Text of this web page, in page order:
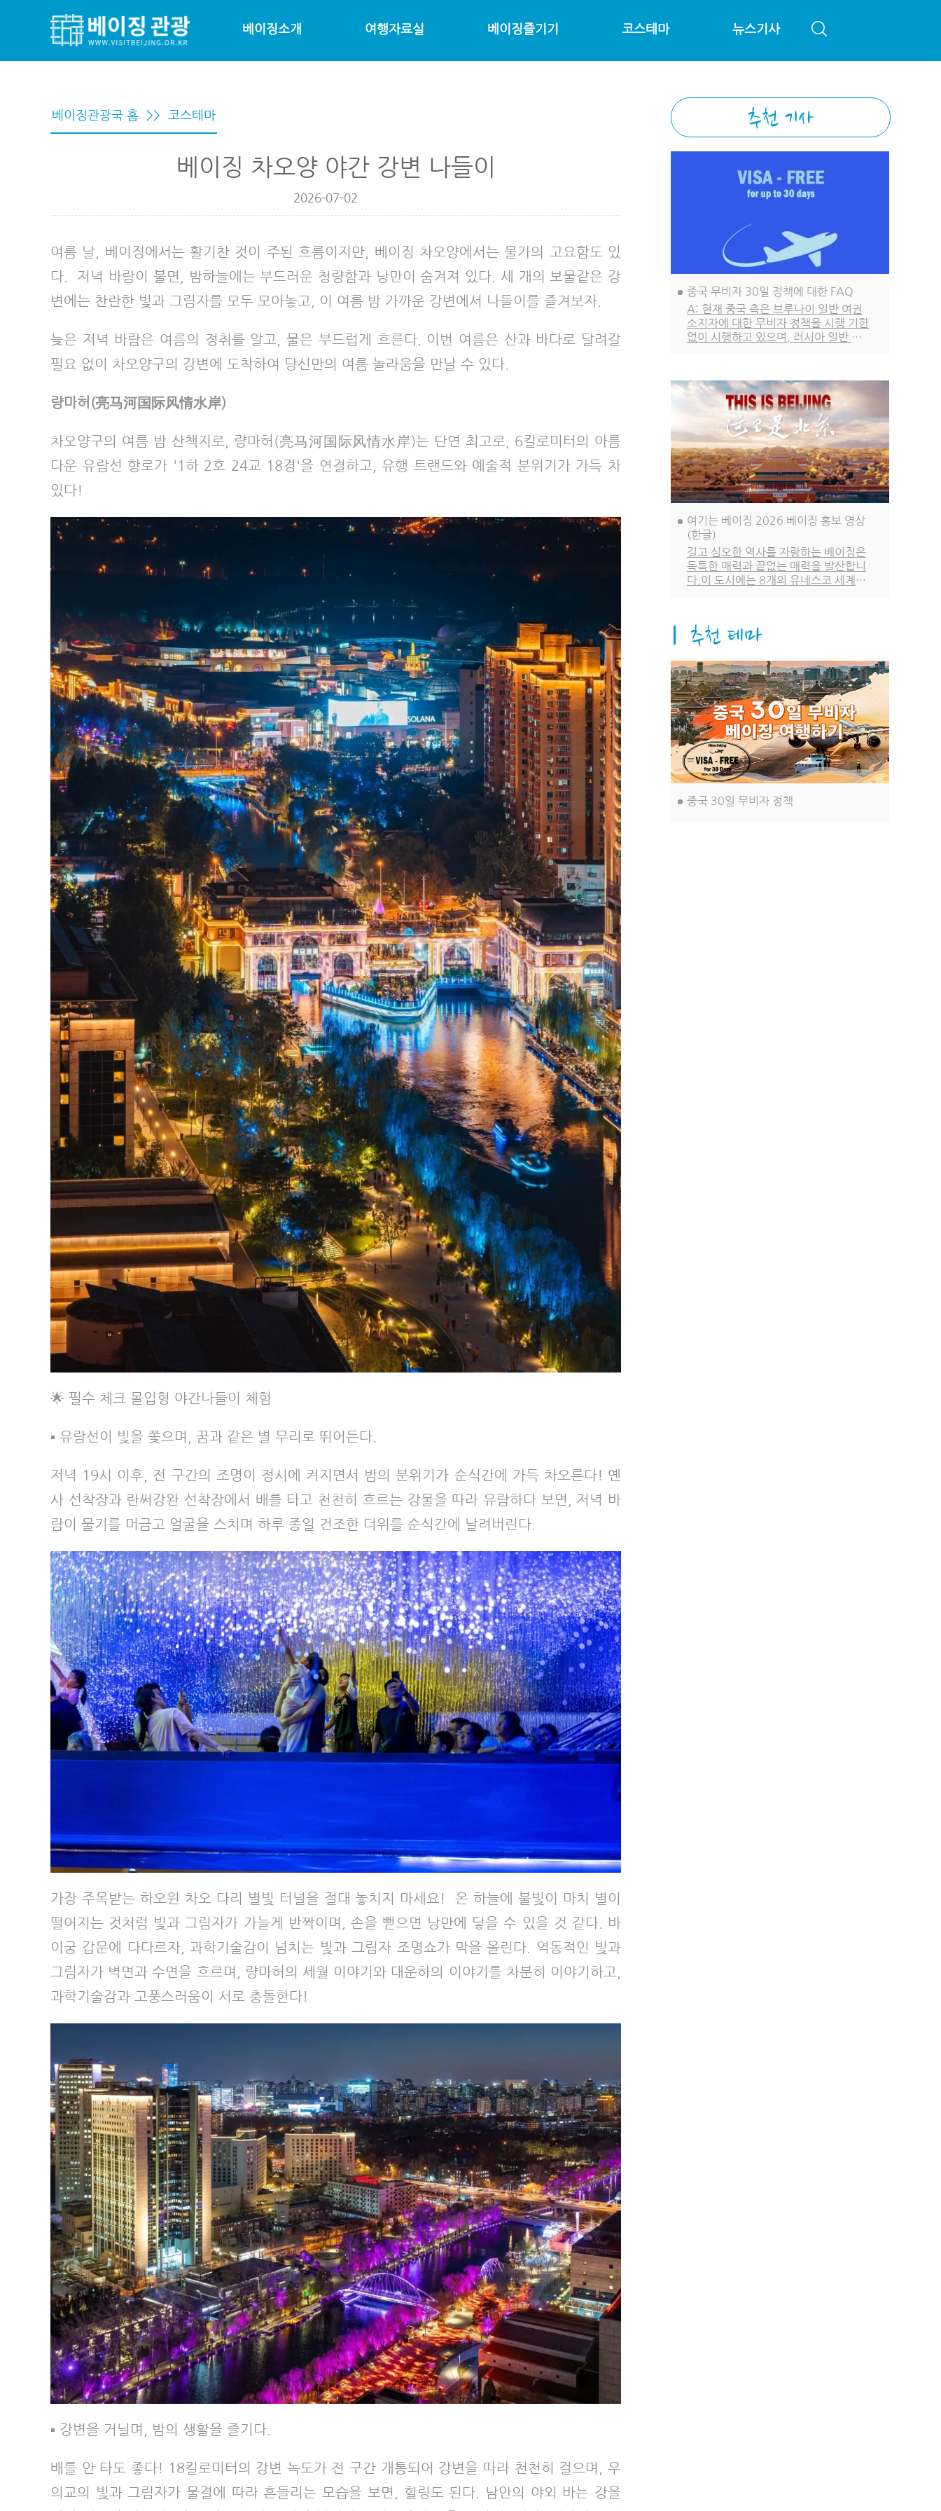
베이징소개 여행자료실 베이징즐기기 코스테마 뉴스기사
베이징관광국 홈 >> 코스테마
베이징 차오양 야간 강변 나들이
2026-07-02
여름 날, 베이징에서는 활기찬 것이 주된 흐름이지만, 베이징 차오양에서는 물가의 고요함도 있
다. 저녁 바람이 불면, 밤하늘에는 부드러운 청량함과 낭만이 숨겨져 있다. 세 개의 보물같은 강
변에는 찬란한 빛과 그림자를 모두 모아놓고, 이 여름 밤 가까운 강변에서 나들이를 즐겨보자.
늦은 저녁 바람은 여름의 정취를 알고, 물은 부드럽게 흐른다. 이번 여름은 산과 바다로 달려갈
필요 없이 차오양구의 강변에 도착하여 당신만의 여름 놀라움을 만날 수 있다.
량마허(亮马河国际风情水岸)
차오양구의 여름 밤 산책지로, 량마허(亮马河国际风情水岸)는 단연 최고로, 6킬로미터의 아름
다운 유람선 항로가 '1하 2호 24교 18경'을 연결하고, 유행 트랜드와 예술적 분위기가 가득 차
있다!
🌟 필수 체크 몰입형 야간나들이 체험
▪ 유람선이 빛을 쫓으며, 꿈과 같은 별 무리로 뛰어든다.
저녁 19시 이후, 전 구간의 조명이 정시에 켜지면서 밤의 분위기가 순식간에 가득 차오른다! 옌
사 선착장과 란써강완 선착장에서 배를 타고 천천히 흐르는 강물을 따라 유람하다 보면, 저녁 바
람이 물기를 머금고 얼굴을 스치며 하루 종일 건조한 더위를 순식간에 날려버린다.
가장 주목받는 하오윈 차오 다리 별빛 터널을 절대 놓치지 마세요! 온 하늘에 불빛이 마치 별이
떨어지는 것처럼 빛과 그림자가 가늘게 반짝이며, 손을 뻗으면 낭만에 닿을 수 있을 것 같다. 바
이궁 갑문에 다다르자, 과학기술감이 넘치는 빛과 그림자 조명쇼가 막을 올린다. 역동적인 빛과
그림자가 벽면과 수면을 흐르며, 량마허의 세월 이야기와 대운하의 이야기를 차분히 이야기하고,
과학기술감과 고풍스러움이 서로 충돌한다!
▪ 강변을 거닐며, 밤의 생활을 즐기다.
배를 안 타도 좋다! 18킬로미터의 강변 녹도가 전 구간 개통되어 강변을 따라 천천히 걸으며, 우
의교의 빛과 그림자가 물결에 따라 흔들리는 모습을 보면, 힐링도 된다. 남안의 야외 바는 강을
중국 무비자 30일 정책에 대한 FAQ
A: 현재 중국 측은 브루나이 일반 여권
소지자에 대한 무비자 정책을 시행 기한
없이 시행하고 있으며, 러시아 일반 여
지 48개국 일반 여권 소지자에 대한 무
비자 정책은 2026년 12월 31일까지
시행됩니다.
여기는 베이징 2026 베이징 홍보 영상
(한글)
길고 심오한 역사를 자랑하는 베이징은
독특한 매력과 끝없는 매력을 발산합니
다.이 도시에는 8개의 유네스코 세계문
빛나는 도시 문명이 계승되고 이어져 왔
습니다. 이러한 측면들이 이 도시, 바로
베이징을 더욱 아름답고 독특하게 만들
어 줍니다.
중국 30일 무비자 정책